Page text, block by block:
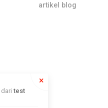
artikel blog
×
dari test